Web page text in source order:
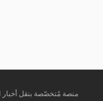
منصة مُتخصّصة بنقل أخبار